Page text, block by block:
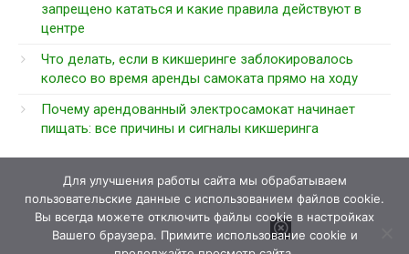
запрещено кататься и какие правила действуют в
центре
Что делать, если в кикшеринге заблокировалось
колесо во время аренды самоката прямо на ходу
Почему арендованный электросамокат начинает
пищать: все причины и сигналы кикшеринга
Для улучшения работы сайта мы обрабатываем
пользовательские данные с использованием файлов cookie.
Вы всегда можете отключить файлы cookie в настройках
Вашего браузера. Примите использование cookie и